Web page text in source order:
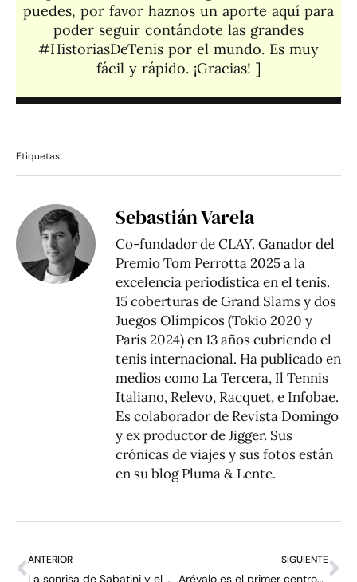
puedes, por favor haznos un aporte aquí para
poder seguir contándote las grandes
#HistoriasDeTenis por el mundo. Es muy
fácil y rápido. ¡Gracias! ]​
Etiquetas:
Sebastián Varela
Co-fundador de CLAY. Ganador del
Premio Tom Perrotta 2025 a la
excelencia periodística en el tenis.
15 coberturas de Grand Slams y dos
Juegos Olímpicos (Tokio 2020 y
París 2024) en 13 años cubriendo el
tenis internacional. Ha publicado en
medios como La Tercera, Il Tennis
Italiano, Relevo, Racquet, e Infobae.
Es colaborador de Revista Domingo
y ex productor de Jigger. Sus
crónicas de viajes y sus fotos están
en su blogPluma & Lente.
ANTERIOR
La sonrisa de Sabatini y el ceño fruncido de Nadal – Carta desde París (14)
SIGUIENTE
Arévalo es el primer centroamericano en ganar un Grand Slam: “Lo veía demasiado lejos”